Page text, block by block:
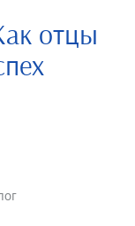
отцы